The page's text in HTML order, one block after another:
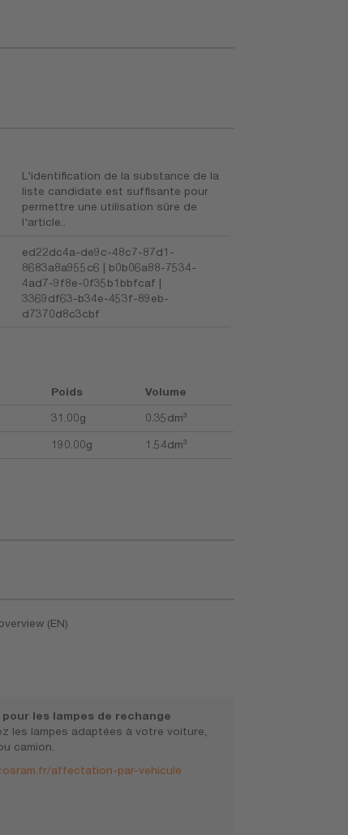
L'identification de la substance de la
liste candidate est suffisante pour
permettre une utilisation sûre de
l'article..
ed22dc4a-de9c-48c7-87d1-
8683a8a955c6 | b0b06a88-7534-
4ad7-9f8e-0f35b1bbfcaf |
3369df63-b34e-453f-89eb-
d7370d8c3cbf
Poids
Volume
31.00g 0.35dm³
190.00g 1.54dm³
(EN)
pour les lampes de rechange
les lampes adaptées à votre voiture,
camion.
affectation-par-vehicule